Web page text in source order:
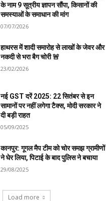
के नाम 9 सूत्रीय ज्ञापन सौंपा, किसानों की
समस्याओं के समाधान की मांग
07/07/2026
हाथरस में शादी समारोह से लाखों के जेवर और
नकदी से भरा बैग चोरी 🚨
23/02/2026
नई GST दरें 2025: 22 सितंबर से इन
सामानों पर नहीं लगेगा टैक्स, मोदी सरकार ने
दी बड़ी राहत
05/09/2025
कानपुर: गूगल मैप टीम को चोर समझ ग्रामीणों
ने घेर लिया, पिटाई के बाद पुलिस ने बचाया
29/08/2025
Load more